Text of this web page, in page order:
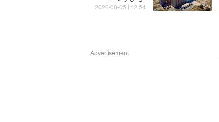
12:54 | 2026-08-05
Advertisement